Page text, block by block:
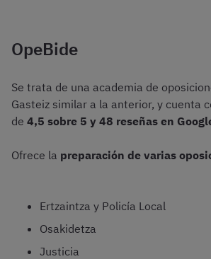
OpeBide
Se trata de una academia de
Gasteiz similar a la anterior, y cuenta
de 4,5 sobre 5 y 48 reseñas en
Ofrece la preparación de varias
Ertzaintza y Policía Local
Osakidetza
Justicia